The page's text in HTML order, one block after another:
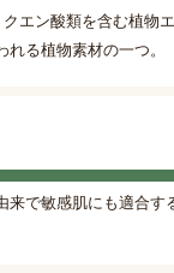
エン酸類を含む植物
る植物素材の一つ。
で敏感肌にも適合